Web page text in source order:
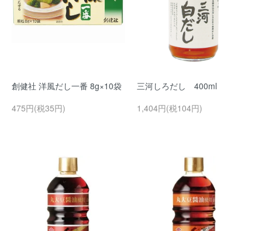
創健社 洋風だし一番 8g×10袋
475円(税35円)
三河しろだし 400ml
1,404円(税104円)